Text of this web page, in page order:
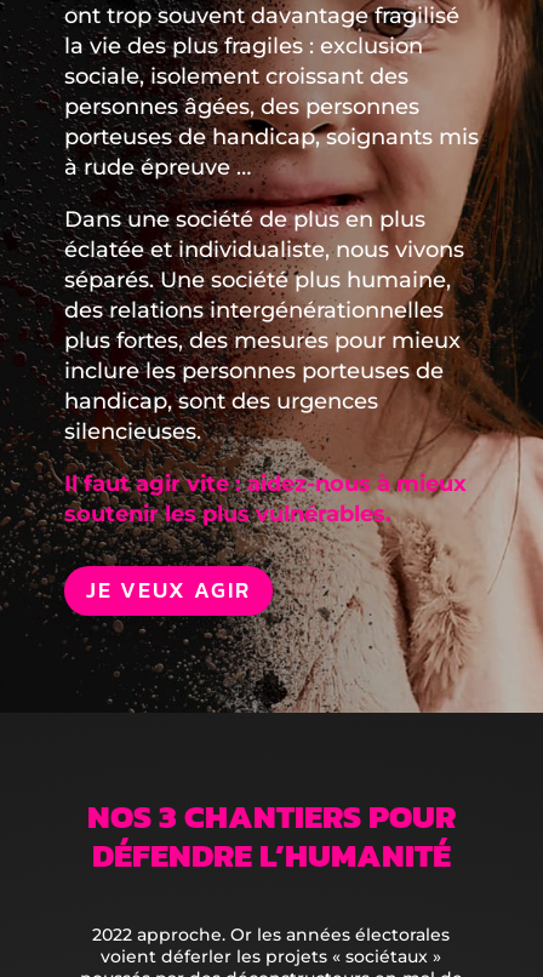
ont trop souvent davantage fragilisé
la vie des plus fragiles : exclusion
sociale, isolement croissant des
personnes âgées, des personnes
porteuses de handicap, soignants mis
à rude épreuve …
Dans une société de plus en plus
éclatée et individualiste, nous vivons
séparés. Une société plus humaine,
des relations intergénérationnelles
plus fortes, des mesures pour mieux
inclure les personnes porteuses de
handicap, sont des urgences
silencieuses.
Il faut agir vite : aidez-nous à mieux
soutenir les plus vulnérables.
JE VEUX AGIR
NOS 3 CHANTIERS POUR
DÉFENDRE L’HUMANITÉ
2022 approche. Or les années électorales
voient déferler les projets « sociétaux »